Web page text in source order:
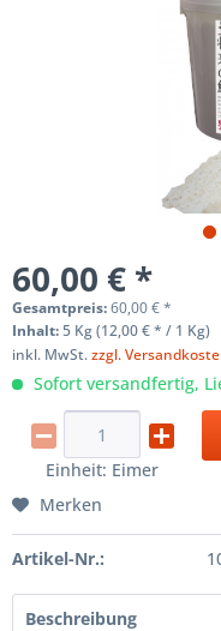
60,00 € *
Gesamtpreis:60,00€*
Inhalt:5 Kg (12,00 € * / 1 Kg)
inkl. MwSt.zzgl.
Sofort versandfertig,
Einheit: Eimer
Merken
Artikel-Nr.:
Beschreibung